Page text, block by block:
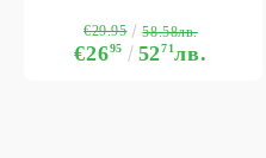
€2695 5271лв.
€29.95 58.58лв.